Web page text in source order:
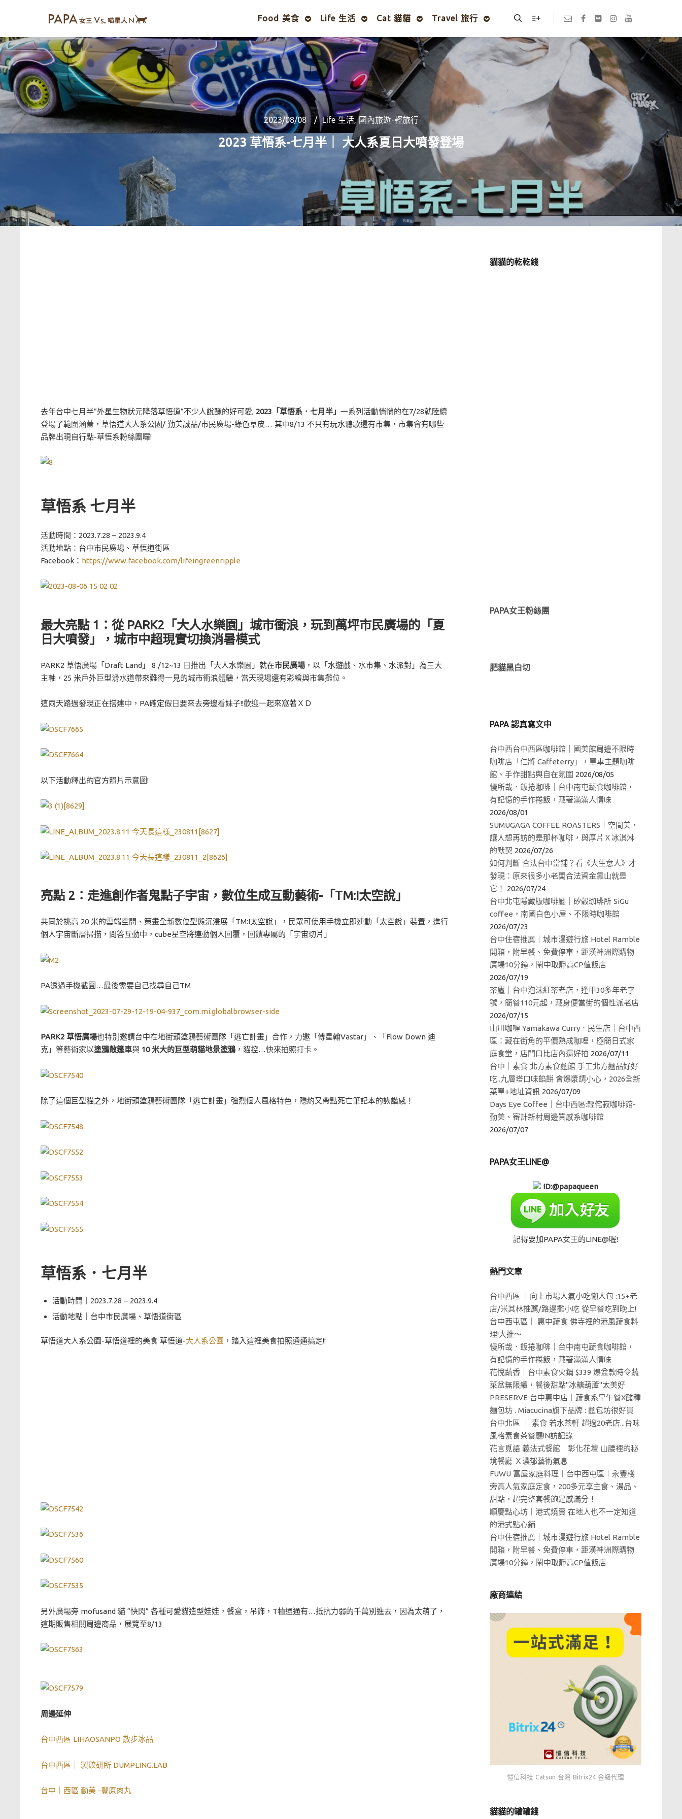
Food 美食 Life 生活 Cat 貓貓 Travel 旅行
2023/08/08 Life 生活,國內旅遊-輕旅行
2023 草悟系-七月半｜ 大人系夏日大噴發登場
去年台中七月半”外星生物狀元降落草悟道”不少人說醜的好可愛, 2023「草悟系．七月半」 一系列活動悄悄的在7/28就陸續
登場了範圍涵蓋，草悟道大人系公園/ 勤美誠品/市民廣場-綠色草皮… 其中8/13 不只有玩水聽歌還有市集，市集會有哪些
品牌出現自行點-草悟系粉絲團囉!
草悟系 七月半
活動時間：2023.7.28 – 2023.9.4
活動地點：台中市民廣場、草悟道街區
Facebook： https://www.facebook.com/lifeingreenripple
最大亮點 1：從 PARK2「大人水樂園」城市衝浪，玩到萬坪市民廣場的「夏
日大噴發」，城市中超現實切換消暑模式
PARK2 草悟廣場「Draft Land」 8 /12~13 日推出「大人水樂園」就在市民廣場 ，以「水遊戲、水市集、水派對」為三大
主軸，25 米戶外巨型滑水道帶來難得一見的城市衝浪體驗，當天現場還有彩繪與市集攤位。
這兩天路過發現正在搭建中，PA確定假日要來去旁邊看妹子!!歡迎一起來窩著ＸＤ
以下活動釋出的官方照片示意圖!
亮點 2：走進創作者鬼點子宇宙，數位生成互動藝術-「TM:I太空說」
共同於挑高 20 米的雲端空間、策畫全新數位型態沉浸展「TM:I太空說」，民眾可使用手機立即連動「太空說」裝置，進行
個人宇宙斷層掃描，問答互動中，cube星空將連動個人回覆，回饋專屬的「宇宙切片」
PA透過手機截圖…最後需要自己找尋自己TM
PARK2 草悟廣場也特別邀請台中在地街頭塗鴉藝術團隊「逃亡計畫」合作，力邀「傅星翰Vastar」、「Flow Down 迪
克」等藝術家以塗鴉敞篷車與 10 米大的巨型萌貓地景塗鴉 ，貓控…快來拍照打卡。
除了這個巨型貓之外，地街頭塗鴉藝術團隊「逃亡計畫」強烈個人風格特色，隱約又帶點死亡筆記本的詼諧感！
草悟系．七月半
活動時間｜2023.7.28 – 2023.9.4
活動地點｜台中市民廣場、草悟道街區
草悟道大人系公園-草悟道裡的美食 草悟道-大人系公園 ，踏入這裡美食拍照通通搞定!!
另外廣場旁 mofusand 貓 “快閃” 各種可愛貓造型娃娃，餐盒，吊飾，T桖通通有…抵抗力弱的千萬別進去，因為太萌了，
這期販售相關周邊商品，展覽至8/13
周邊延伸
台中西區 LIHAOSANPO 散步冰品
台中西區｜ 製餃研所 DUMPLING.LAB
台中｜西區 勤美 -豐原肉丸
貓貓的乾乾錢
PAPA女王粉絲團
肥貓黑白切
PAPA 認真寫文中
台中西台中西區咖啡館｜國美館周邊不限時
咖啡店「仁將 Caffeterry」，單車主題咖啡
館、手作甜點與自在氛圍 2026/08/05
慢所哉．飯捲咖啡｜台中南屯蔬食咖啡館，
有記憶的手作捲飯，藏著滿滿人情味
2026/08/01
SUMUGAGA COFFEE ROASTERS｜空間美，
讓人想再訪的是那杯咖啡，與厚片Ｘ冰淇淋
的默契 2026/07/26
如何判斷 合法台中當舖？看《大生意人》才
發現：原來很多小老闆合法資金靠山就是
它！
2026/07/24
台中北屯隱藏版咖啡廳｜矽穀珈琲所 SiGu
coffee，南國白色小屋、不限時咖啡館
2026/07/23
台中住宿推薦｜城市漫遊行旅 Hotel Ramble
開箱，附早餐、免費停車，距漢神洲際購物
廣場10分鐘，鬧中取靜高CP值飯店
2026/07/19
茶廬｜台中泡沫紅茶老店，逢甲30多年老字
號，簡餐110元起，藏身便當街的個性派老店
2026/07/15
山川咖喱 Yamakawa Curry．民生店｜台中西
區：藏在街角的平價熟成咖哩，極簡日式家
庭食堂，店門口比店內還好拍 2026/07/11
台中｜素食 北方素食麵館 手工北方麵品好好
吃..九層塔口味餡餅 會爆漿請小心，2026全新
菜單+地址資訊 2026/07/09
Days Eye Coffee｜台中西區:輕侘寂咖啡館-
勤美、審計新村周邊質感系咖啡館
2026/07/07
PAPA女王LINE@
ID:@papaqueen
記得要加PAPA女王的LINE@喔!
熱門文章
台中西區 ｜向上市場人氣小吃懶人包 :15+老
店/米其林推薦/路邊攤小吃 從早餐吃到晚上!
台中西屯區｜ 惠中蔬食 佛寺裡的港風蔬食料
理!大推～
慢所哉．飯捲咖啡｜台中南屯蔬食咖啡館，
有記憶的手作捲飯，藏著滿滿人情味
花悅蔬香｜台中素食火鍋 $339 爆盆款時令蔬
菜盆無限續，餐後甜點"冰糖葫蘆"太美好
PRESERVE 台中惠中店｜蔬食系早午餐X酸種
麵包坊 . Miacucina旗下品牌 : 麵包坊很好買
台中北區 ｜ 素食 若水茶軒 超過20老店...台味
風格素食茶餐廳!N訪記錄
花言覓語 義法式餐館｜彰化花壇 山腰裡的秘
境餐廳 Ｘ濃郁藝術氣息
FUWU 富屋家庭料理｜台中西屯區｜永豐棧
旁高人氣家庭定食，200多元享主食、湯品、
甜點，超完整套餐飽足感滿分！
順慶點心坊｜港式燒賣 在地人也不一定知道
的港式點心鋪
台中住宿推薦｜城市漫遊行旅 Hotel Ramble
開箱，附早餐、免費停車，距漢神洲際購物
廣場10分鐘，鬧中取靜高CP值飯店
廠商連結
愷信科技 Catsun 台灣 Bitrix24 金級代理
貓貓的罐罐錢